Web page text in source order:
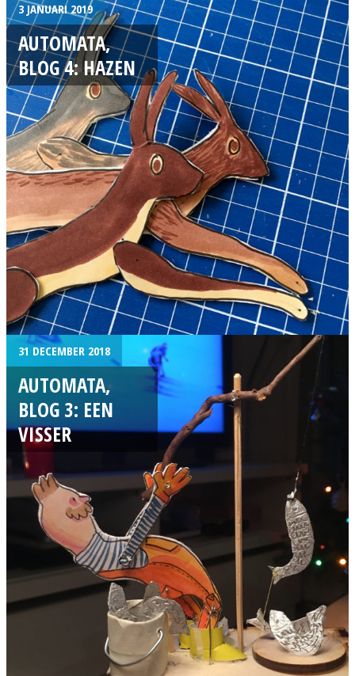
3 JANUARI 2019
AUTOMATA,
BLOG 4: HAZEN
31 DECEMBER 2018
AUTOMATA,
BLOG 3: EEN
VISSER